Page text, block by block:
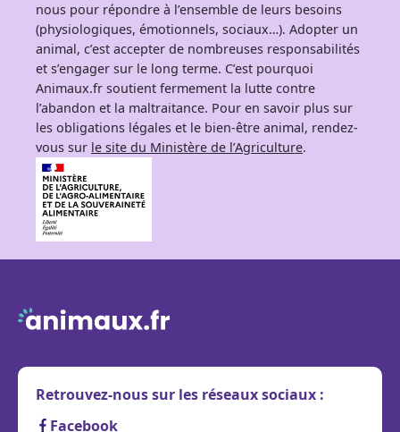
nous pour répondre à l’ensemble de leurs besoins
(physiologiques, émotionnels, sociaux…). Adopter un
animal, c’est accepter de nombreuses responsabilités
et s’engager sur le long terme. C’est pourquoi
Animaux.fr soutient fermement la lutte contre
l’abandon et la maltraitance. Pour en savoir plus sur
les obligations légales et le bien-être animal, rendez-
vous sur le site du Ministère de l’Agriculture.
Retrouvez-nous sur les réseaux sociaux :
Facebook